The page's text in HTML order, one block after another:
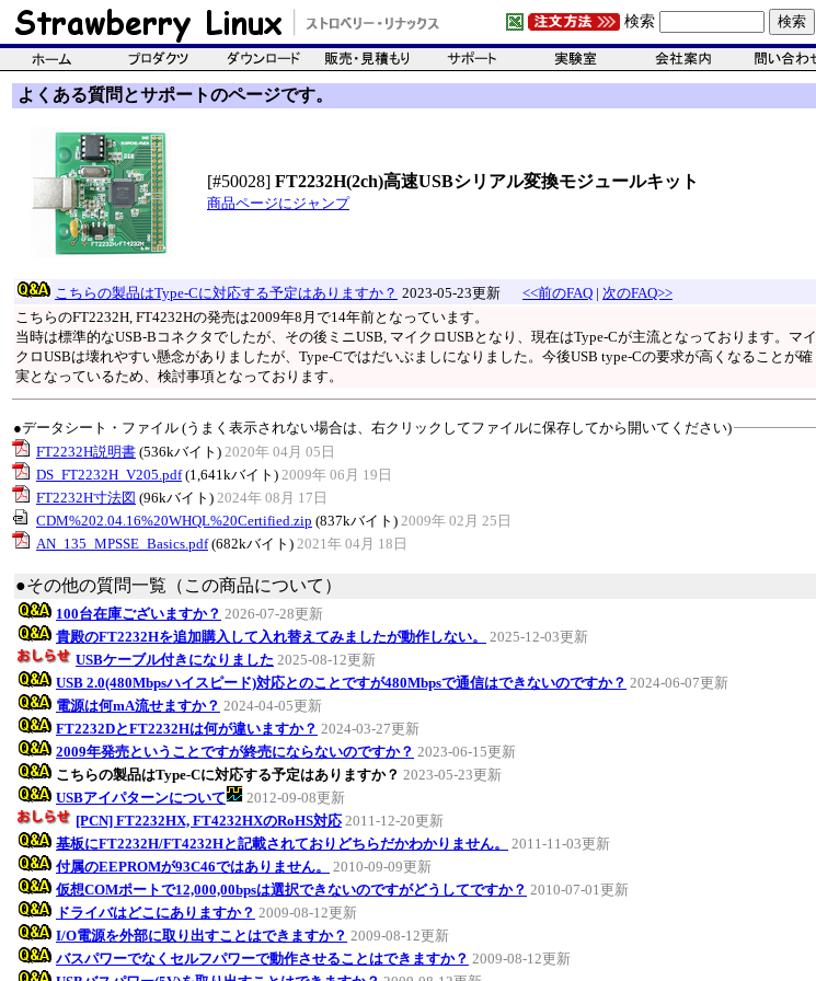
検索
よくある質問とサポートのページです。
[#50028] FT2232H(2ch)高速USBシリアル変換モジュールキット
商品ページにジャンプ
こちらの製品はType-Cに対応する予定はありますか？ 2023-05-23更新 <<前のFAQ | 次のFAQ>>
こちらのFT2232H, FT4232Hの発売は2009年8月で14年前となっています。
当時は標準的なUSB-Bコネクタでしたが、その後ミニUSB, マイクロUSBとなり、現在はType-Cが主流となっております。マイ
クロUSBは壊れやすい懸念がありましたが、Type-Cではだいぶましになりました。今後USB type-Cの要求が高くなることが確
実となっているため、検討事項となっております。
●データシート・ファイル (うまく表示されない場合は、右クリックしてファイルに保存してから開いてください)
FT2232H説明書 (536kバイト) 2020年 04月 05日
DS_FT2232H_V205.pdf(1,641kバイト) 2009年 06月 19日
FT2232H寸法図 (96kバイト) 2024年 08月 17日
CDM%202.04.16%20WHQL%20Certified.zip (837kバイト) 2009年 02月 25日
AN_135_MPSSE_Basics.pdf(682kバイト) 2021年 04月 18日
●その他の質問一覧（この商品について）
100台在庫ございますか？ 2026-07-28更新
貴殿のFT2232Hを追加購入して入れ替えてみましたが動作しない。
2025-12-03更新
USBケーブル付きになりました 2025-08-12更新
USB 2.0(480Mbpsハイスピード)対応とのことですが480Mbpsで通信はできないのですか？ 2024-06-07更新
電源は何mA流せますか？ 2024-04-05更新
FT2232DとFT2232Hは何が違いますか？ 2024-03-27更新
2009年発売ということですが終売にならないのですか？ 2023-06-15更新
こちらの製品はType-Cに対応する予定はありますか？ 2023-05-23更新
USBアイパターンについて
2012-09-08更新
[PCN] FT2232HX, FT4232HXのRoHS対応 2011-12-20更新
基板にFT2232H/FT4232Hと記載されておりどちらだかわかりません。
2011-11-03更新
付属のEEPROMが93C46ではありません。
2010-09-09更新
仮想COMポートで12,000,00bpsは選択できないのですがどうしてですか？ 2010-07-01更新
ドライバはどこにありますか？ 2009-08-12更新
I/O電源を外部に取り出すことはできますか？ 2009-08-12更新
バスパワーでなくセルフパワーで動作させることはできますか？ 2009-08-12更新